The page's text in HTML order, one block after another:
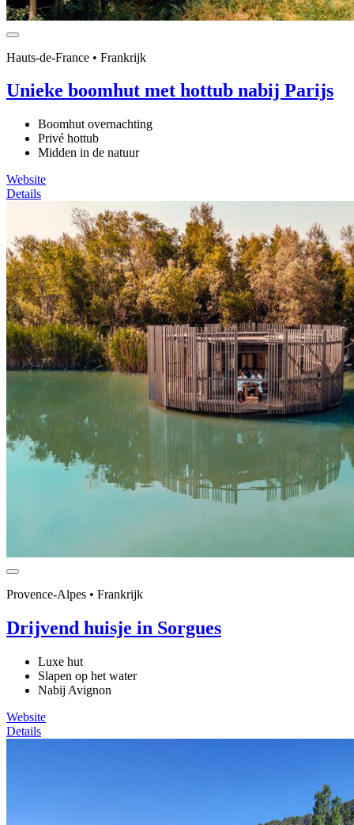
Hauts-de-France • Frankrijk
Unieke boomhut met hottub nabij Parijs
Boomhut overnachting
Privé hottub
Midden in de natuur
Website
Details
Provence-Alpes • Frankrijk
Drijvend huisje in Sorgues
Luxe hut
Slapen op het water
Nabij Avignon
Website
Details